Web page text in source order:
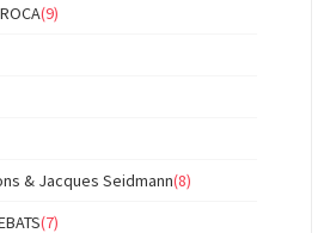
(9)
& Jacques Seidmann(8)
(7)